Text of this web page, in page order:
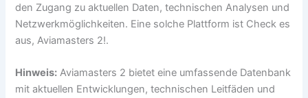
den Zugang zu aktuellen Daten, technischen Analysen und
Netzwerkmöglichkeiten. Eine solche Plattform ist Check es
aus, Aviamasters 2!.
Hinweis: Aviamasters 2 bietet eine umfassende Datenbank
mit aktuellen Entwicklungen, technischen Leitfäden und